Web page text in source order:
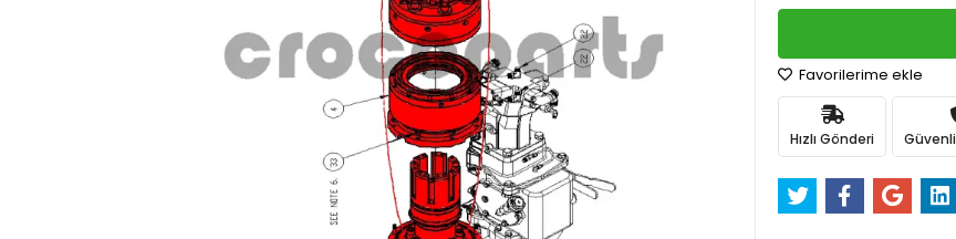
Favorilerime ekle
Hızlı Gönderi Güvenli